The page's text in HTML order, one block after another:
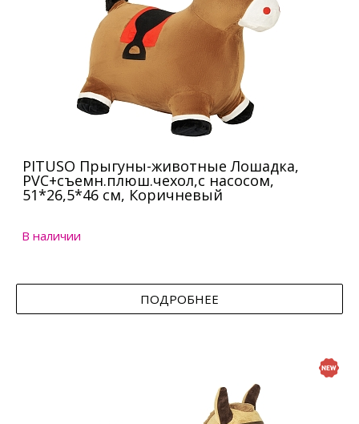
PITUSO Прыгуны-животные Лошадка,
PVC+съемн.плюш.чехол,с насосом,
51*26,5*46 см, Коричневый
В наличии
ПОДРОБНЕЕ